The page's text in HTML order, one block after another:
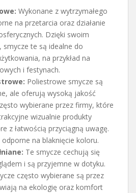
Wykonane z wytrzymałego
na przetarcia oraz działanie
Dzięki swoim
smycze te są idealne do
na przykład na
i festynach.
Poliestrowe smycze są
ale oferują wysoką jakość
wybierane przez firmy, które
wizualnie produkty
z łatwością przyciągną uwagę.
na blaknięcie koloru.
Te smycze cechują się
i są przyjemne w dotyku.
często wybierane są przez
na ekologię oraz komfort